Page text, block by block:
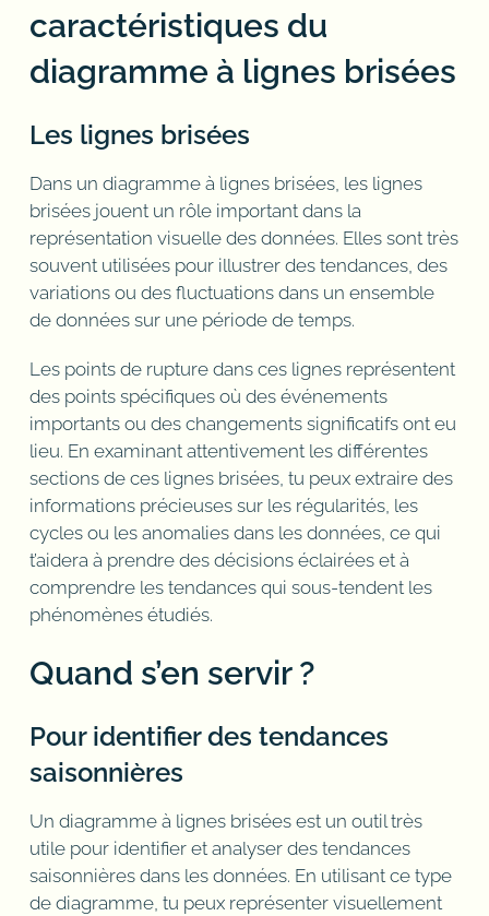
caractéristiques du
diagramme à lignes brisées
Les lignes brisées
Dans un diagramme à lignes brisées, les lignes
brisées jouent un rôle important dans la
représentation visuelle des données. Elles sont très
souvent utilisées pour illustrer des tendances, des
variations ou des fluctuations dans un ensemble
de données sur une période de temps.
Les points de rupture dans ces lignes représentent
des points spécifiques où des événements
importants ou des changements significatifs ont eu
lieu. En examinant attentivement les différentes
sections de ces lignes brisées, tu peux extraire des
informations précieuses sur les régularités, les
cycles ou les anomalies dans les données, ce qui
t’aidera à prendre des décisions éclairées et à
comprendre les tendances qui sous-tendent les
phénomènes étudiés.
Quand s’en servir ?
Pour identifier des tendances
saisonnières
Un diagramme à lignes brisées est un outil très
utile pour identifier et analyser des tendances
saisonnières dans les données. En utilisant ce type
de diagramme, tu peux représenter visuellement